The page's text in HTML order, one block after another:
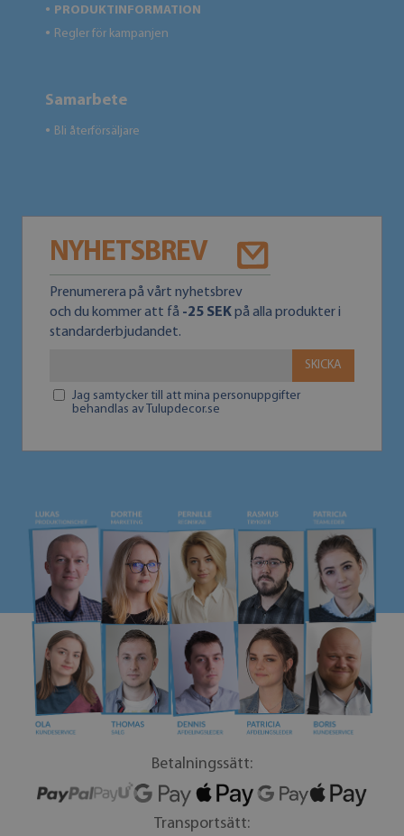
● PRODUKTINFORMATION
● Regler för kampanjen
Samarbete
● Bli återförsäljare
NYHETSBREV
Prenumerera på vårt nyhetsbrev
och du kommer att få -25 SEKpå alla produkter i
standarderbjudandet.
SKICKA
Jag samtycker till att mina personuppgifter
behandlas av Tulupdecor.se
Betalningssätt:
Transportsätt: